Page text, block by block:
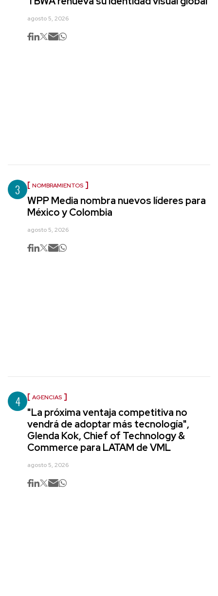
agosto 5, 2026
3 NOMBRAMIENTOS
WPP Media nombra nuevos líderes para
México y Colombia
agosto 5, 2026
4 AGENCIAS
"La próxima ventaja competitiva no
vendrá de adoptar más tecnología",
Glenda Kok, Chief of Technology &
Commerce para LATAM de VML
agosto 5, 2026